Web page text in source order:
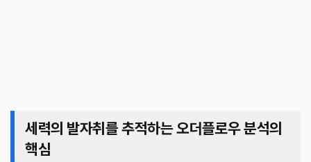
세력의 발자취를 추적하는 오더플로우 분석의
핵심